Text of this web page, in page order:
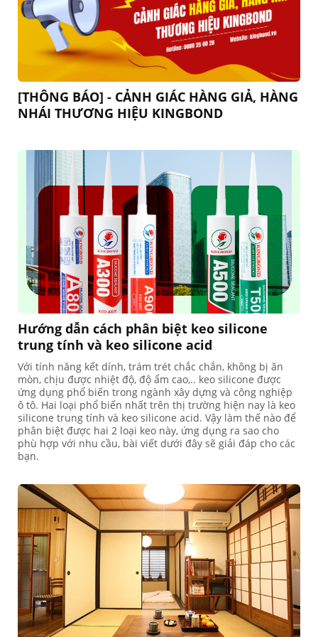
[THÔNG BÁO] - CẢNH GIÁC HÀNG GIẢ, HÀNG
NHÁI THƯƠNG HIỆU KINGBOND
Hướng dẫn cách phân biệt keo silicone
trung tính và keo silicone acid
Với tính năng kết dính, trám trét chắc chắn, không bị ăn
mòn, chịu được nhiệt độ, độ ẩm cao,.. keo silicone được
ứng dụng phổ biến trong ngành xây dựng và công nghiệp
ô tô. Hai loại phổ biến nhất trên thị trường hiện nay là keo
silicone trung tính và keo silicone acid. Vậy làm thế nào để
phân biệt được hai 2 loại keo này, ứng dụng ra sao cho
phù hợp với nhu cầu, bài viết dưới đây sẽ giải đáp cho các
bạn.